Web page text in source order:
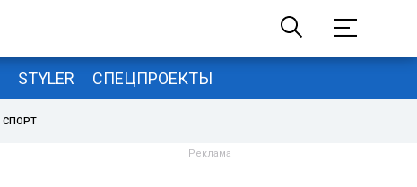
STYLER СПЕЦПРОЕКТЫ
СПОРТ